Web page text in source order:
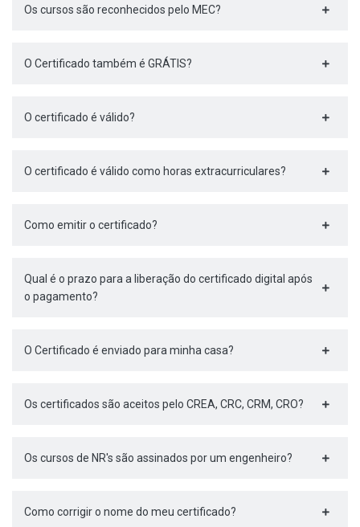
Os cursos são reconhecidos pelo MEC?
O Certificado também é GRÁTIS?
O certificado é válido?
O certificado é válido como horas extracurriculares?
Como emitir o certificado?
Qual é o prazo para a liberação do certificado digital após
o pagamento?
O Certificado é enviado para minha casa?
Os certificados são aceitos pelo CREA, CRC, CRM, CRO?
Os cursos de NR's são assinados por um engenheiro?
Como corrigir o nome do meu certificado?